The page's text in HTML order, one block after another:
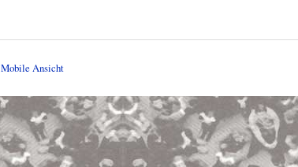
Mobile Ansicht